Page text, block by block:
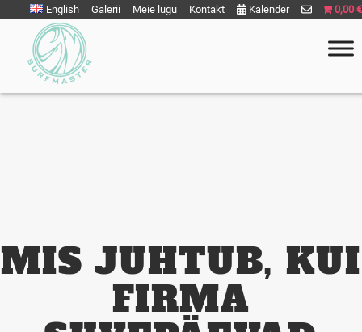
English Galerii Meie lugu Kontakt Kalender 0,00 €
MIS JUHTUB, KUI
FIRMA